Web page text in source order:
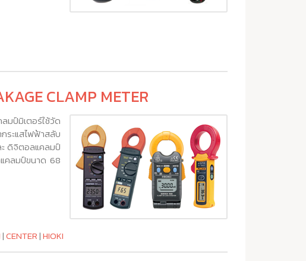
CLAMP METER
ลมป์มิเตอร์ใช้วัด
ระแสไฟฟ้าสลับ
ดิจิตอลแคลมป์
คลมป์ขนาด 68
|CENTER|HIOKI